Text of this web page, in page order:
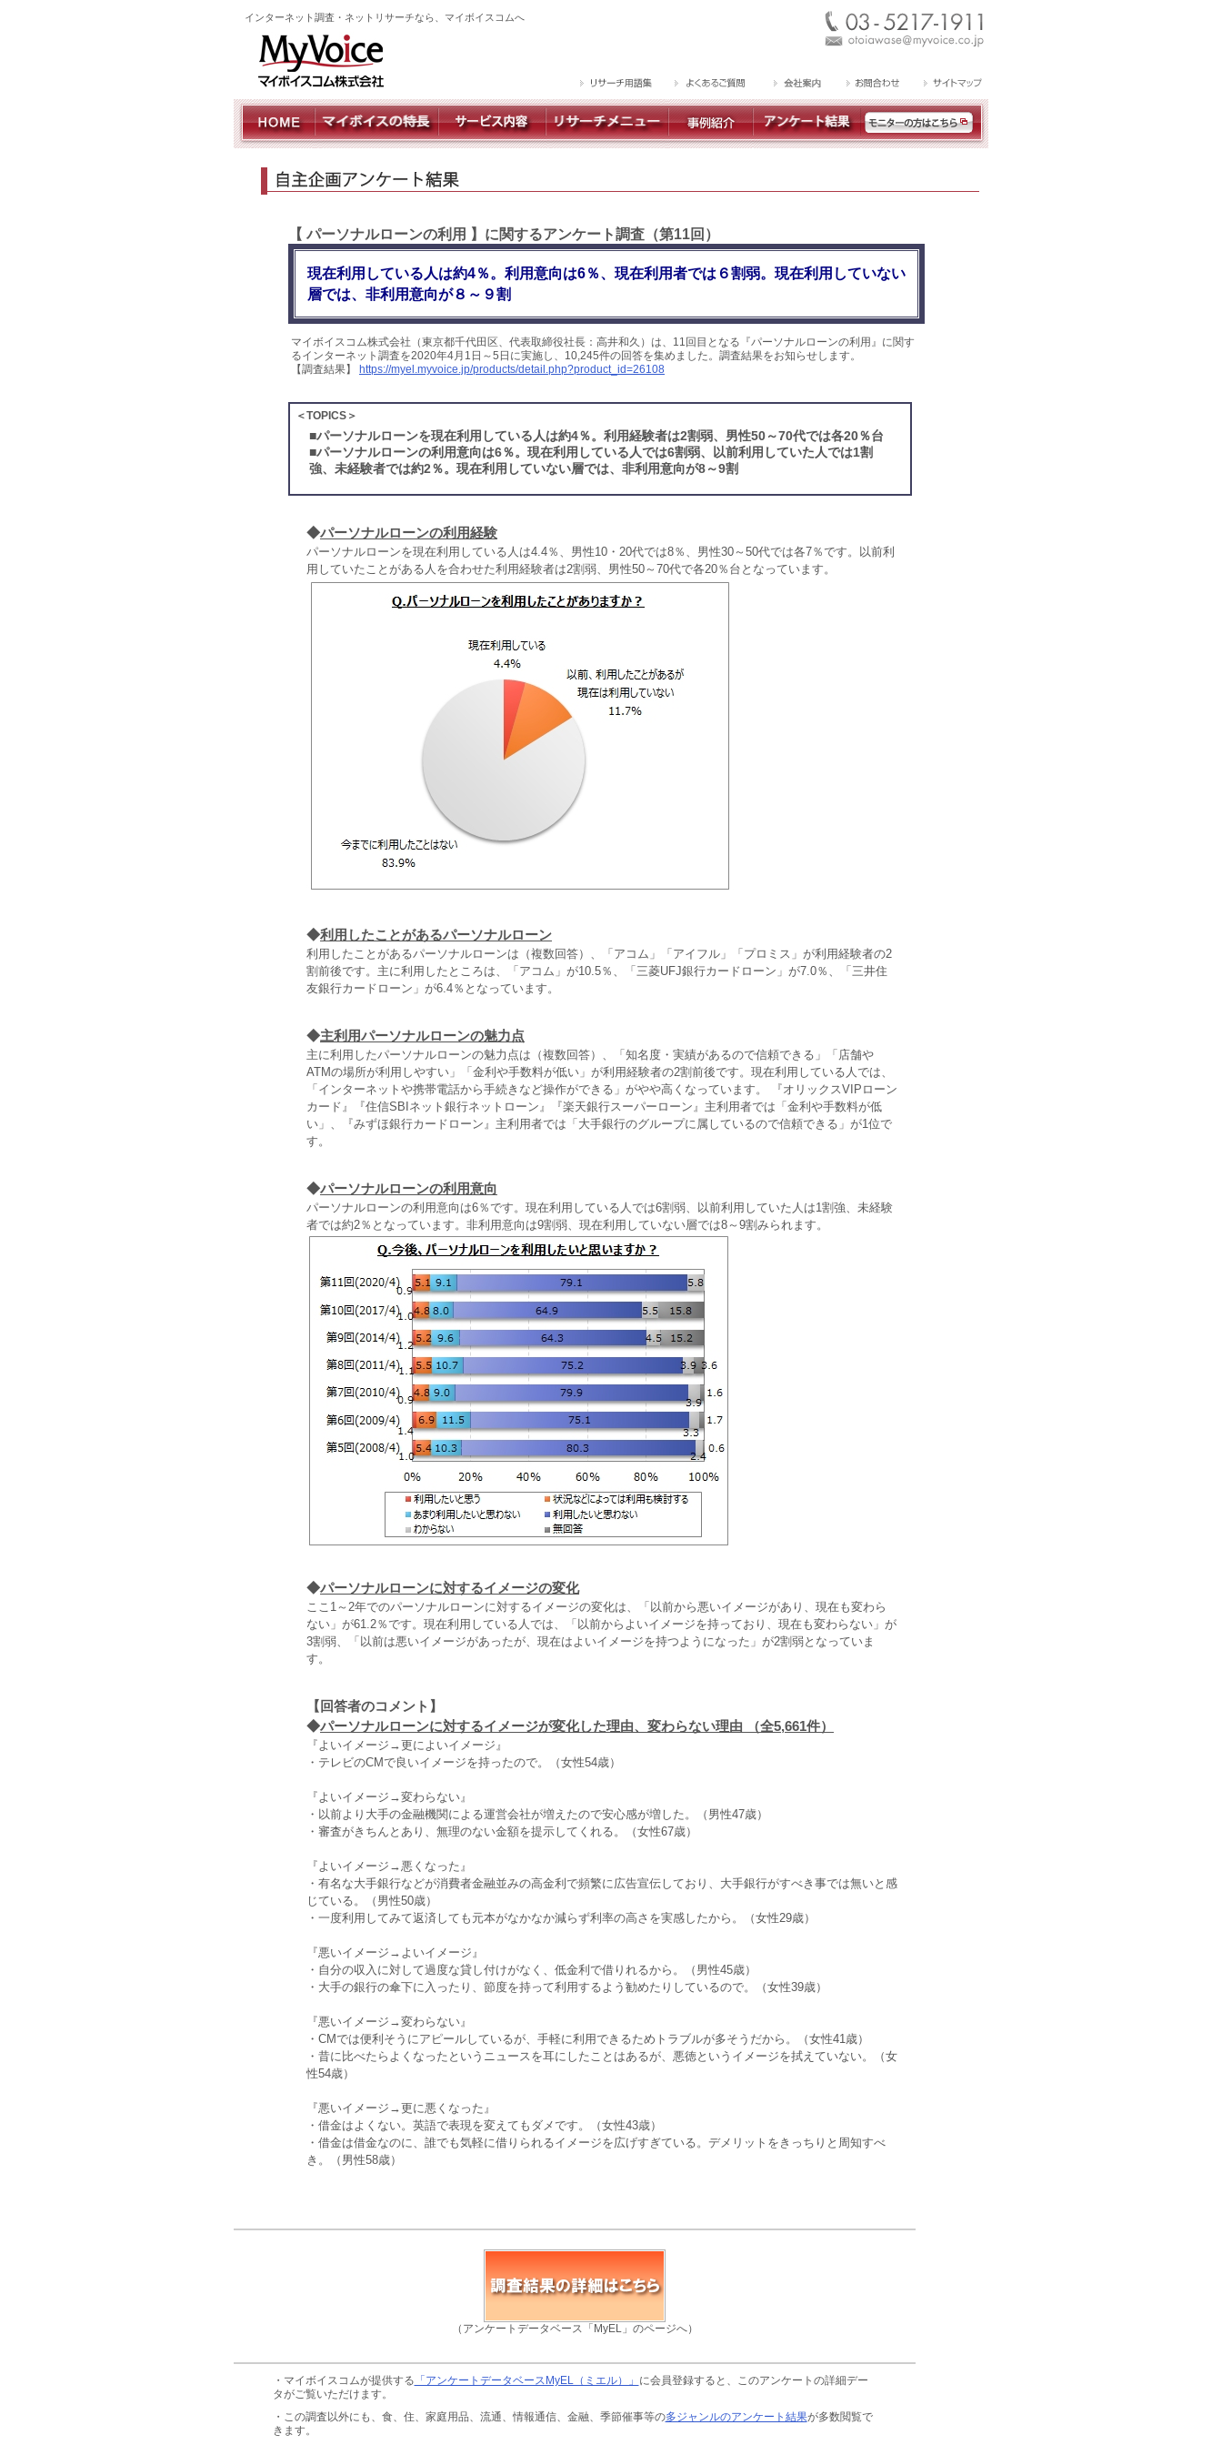
インターネット調査・ネットリサーチなら、マイボイスコムへ
【 パーソナルローンの利用 】に関するアンケート調査（第11回）
現在利用している人は約4％。利用意向は6％、現在利用者では６割弱。現在利用していない
層では、非利用意向が８～９割
マイボイスコム株式会社（東京都千代田区、代表取締役社長：高井和久）は、11回目となる『パーソナルローンの利用』に関す
るインターネット調査を2020年4月1日～5日に実施し、10,245件の回答を集めました。調査結果をお知らせします。
【調査結果】
https://myel.myvoice.jp/products/detail.php?product_id=26108
＜TOPICS＞
■パーソナルローンを現在利用している人は約4％。利用経験者は2割弱、男性50～70代では各20％台
■パーソナルローンの利用意向は6％。現在利用している人では6割弱、以前利用していた人では1割
強、未経験者では約2％。現在利用していない層では、非利用意向が8～9割
◆パーソナルローンの利用経験
パーソナルローンを現在利用している人は4.4％、男性10・20代では8％、男性30～50代では各7％です。以前利
用していたことがある人を合わせた利用経験者は2割弱、男性50～70代で各20％台となっています。
◆利用したことがあるパーソナルローン
利用したことがあるパーソナルローンは（複数回答）、「アコム」「アイフル」「プロミス」が利用経験者の2
割前後です。主に利用したところは、「アコム」が10.5％、「三菱UFJ銀行カードローン」が7.0％、「三井住
友銀行カードローン」が6.4％となっています。
◆主利用パーソナルローンの魅力点
主に利用したパーソナルローンの魅力点は（複数回答）、「知名度・実績があるので信頼できる」「店舗や
ATMの場所が利用しやすい」「金利や手数料が低い」が利用経験者の2割前後です。現在利用している人では、
「インターネットや携帯電話から手続きなど操作ができる」がやや高くなっています。 『オリックスVIPローン
カード』『住信SBIネット銀行ネットローン』『楽天銀行スーパーローン』主利用者では「金利や手数料が低
い」、『みずほ銀行カードローン』主利用者では「大手銀行のグループに属しているので信頼できる」が1位で
す。
◆パーソナルローンの利用意向
パーソナルローンの利用意向は6％です。現在利用している人では6割弱、以前利用していた人は1割強、未経験
者では約2％となっています。非利用意向は9割弱、現在利用していない層では8～9割みられます。
◆パーソナルローンに対するイメージの変化
ここ1～2年でのパーソナルローンに対するイメージの変化は、「以前から悪いイメージがあり、現在も変わら
ない」が61.2％です。現在利用している人では、「以前からよいイメージを持っており、現在も変わらない」が
3割弱、「以前は悪いイメージがあったが、現在はよいイメージを持つようになった」が2割弱となっていま
す。
【回答者のコメント】
◆パーソナルローンに対するイメージが変化した理由、変わらない理由 （全5,661件）
『よいイメージ→更によいイメージ』
・テレビのCMで良いイメージを持ったので。（女性54歳）
『よいイメージ→変わらない』
・以前より大手の金融機関による運営会社が増えたので安心感が増した。（男性47歳）
・審査がきちんとあり、無理のない金額を提示してくれる。（女性67歳）
『よいイメージ→悪くなった』
・有名な大手銀行などが消費者金融並みの高金利で頻繁に広告宣伝しており、大手銀行がすべき事では無いと感
じている。（男性50歳）
・一度利用してみて返済しても元本がなかなか減らず利率の高さを実感したから。（女性29歳）
『悪いイメージ→よいイメージ』
・自分の収入に対して過度な貸し付けがなく、低金利で借りれるから。（男性45歳）
・大手の銀行の傘下に入ったり、節度を持って利用するよう勧めたりしているので。（女性39歳）
『悪いイメージ→変わらない』
・CMでは便利そうにアピールしているが、手軽に利用できるためトラブルが多そうだから。（女性41歳）
・昔に比べたらよくなったというニュースを耳にしたことはあるが、悪徳というイメージを拭えていない。（女
性54歳）
『悪いイメージ→更に悪くなった』
・借金はよくない。英語で表現を変えてもダメです。（女性43歳）
・借金は借金なのに、誰でも気軽に借りられるイメージを広げすぎている。デメリットをきっちりと周知すべ
き。（男性58歳）
（アンケートデータベース「MyEL」のページへ）
・マイボイスコムが提供する 「アンケートデータベースMyEL（ミエル）」 に会員登録すると、このアンケートの詳細デー
タがご覧いただけます。
・この調査以外にも、食、住、家庭用品、流通、情報通信、金融、季節催事等の多ジャンルのアンケート結果が多数閲覧で
きます。